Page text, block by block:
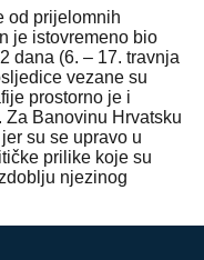
od prijelomnih
je istovremeno bio
dana (6. – 17. travnja
vezane su
prostorno je i
Banovinu Hrvatsku
su se upravo u
prilike koje su
njezinog